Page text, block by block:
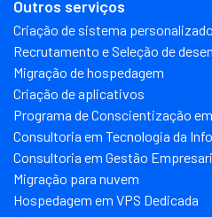
Outros serviços
Criação de sistema personalizado
Recrutamento e Seleção de
Migração de hospedagem
Criação de aplicativos
Programa de Conscientização
Consultoria em Tecnologia da
Consultoria em Gestão
Migração para nuvem
Hospedagem em VPS Dedicada